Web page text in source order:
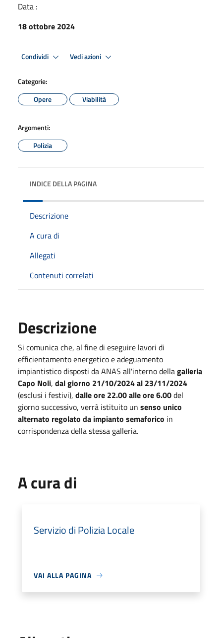
Data :
18 ottobre 2024
Condividi Vedi azioni
Categorie:
Opere
Viabilità
Argomenti:
Polizia
INDICE DELLA PAGINA
Descrizione
A cura di
Allegati
Contenuti correlati
Descrizione
Si comunica che, al fine di eseguire lavori di
efficientamento energetico e adeguamento
impiantistico disposti da ANAS all'interno dellagalleria
Capo Noli, dal giorno 21/10/2024 al 23/11/2024
(esclusi i festivi), dalle ore 22.00 alle ore 6.00del
giorno successivo, verrà istituito un senso unico
alternato regolato da impianto semaforico in
corrispondenza della stessa galleria.
A cura di
Servizio di Polizia Locale
VAI ALLA PAGINA